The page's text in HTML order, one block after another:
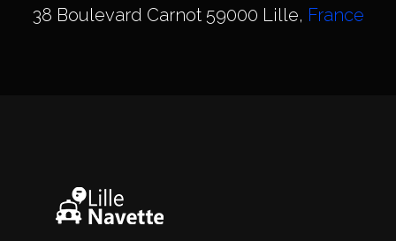
38 Boulevard Carnot 59000 Lille, France